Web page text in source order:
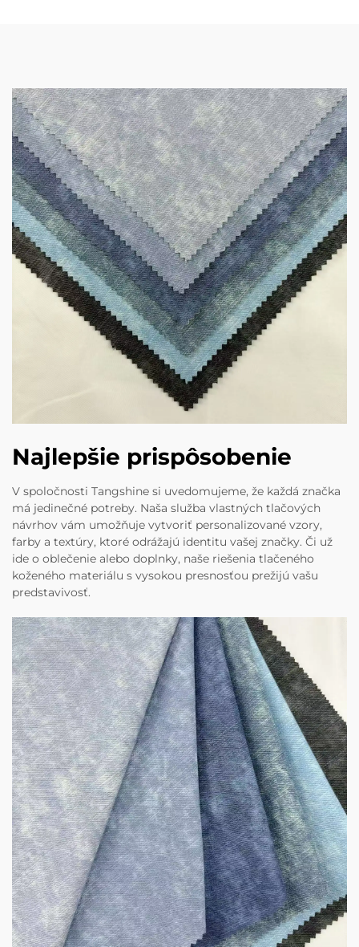
Najlepšie prispôsobenie
V spoločnosti Tangshine si uvedomujeme, že každá značka
má jedinečné potreby. Naša služba vlastných tlačových
návrhov vám umožňuje vytvoriť personalizované vzory,
farby a textúry, ktoré odrážajú identitu vašej značky. Či už
ide o oblečenie alebo doplnky, naše riešenia tlačeného
koženého materiálu s vysokou presnosťou prežijú vašu
predstavivosť.